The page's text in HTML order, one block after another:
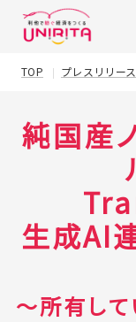
TOP プレスリリース
純国産
生成AI
～所有し